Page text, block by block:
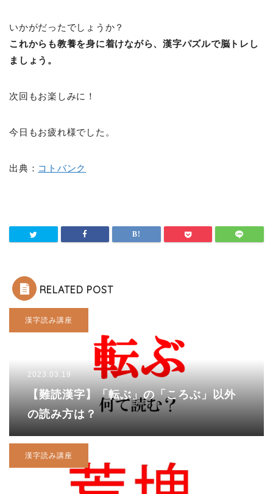
いかがだったでしょうか？
これからも教養を身に着けながら、漢字パズルで脳トレし
ましょう。
次回もお楽しみに！
今日もお疲れ様でした。
出典： コトバンク
RELATED POST
漢字読み講座
2023.03.19
【難読漢字】「転ぶ」の「ころぶ」以外
の読み方は？
漢字読み講座